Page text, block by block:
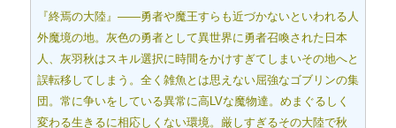
『終焉の大陸』――勇者や魔王すらも近づかないといわれる人
外魔境の地。灰色の勇者として異世界に勇者召喚された日本
人、灰羽秋はスキル選択に時間をかけすぎてしまいその地へと
誤転移してしまう。全く雑魚とは思えない屈強なゴブリンの集
団。常に争いをしている異常に高LVな魔物達。めまぐるしく
変わる生きるに相応しくない環境。厳しすぎるその大陸で秋